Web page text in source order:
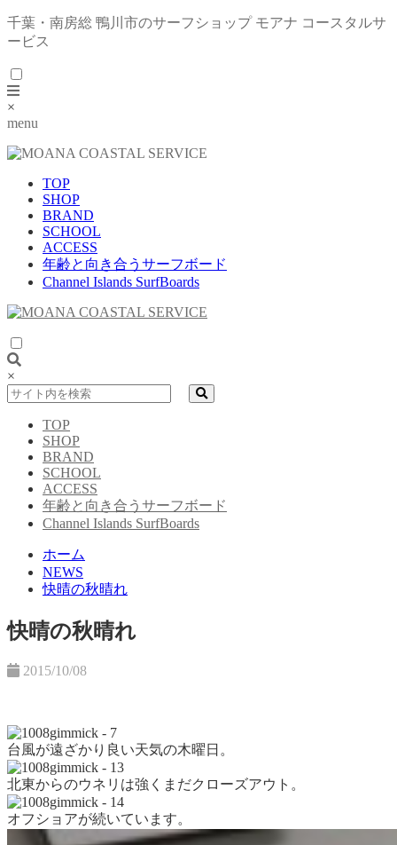
千葉・南房総 鴨川市のサーフショップ モアナ コースタルサ
ービス
×
menu
TOP
SHOP
BRAND
SCHOOL
ACCESS
年齢と向き合うサーフボード
Channel Islands SurfBoards
×
TOP
SHOP
BRAND
SCHOOL
ACCESS
年齢と向き合うサーフボード
Channel Islands SurfBoards
ホーム
NEWS
快晴の秋晴れ
快晴の秋晴れ
2015/10/08
台風が遠ざかり良い天気の木曜日。
北東からのウネリは強くまだクローズアウト。
オフショアが続いています。